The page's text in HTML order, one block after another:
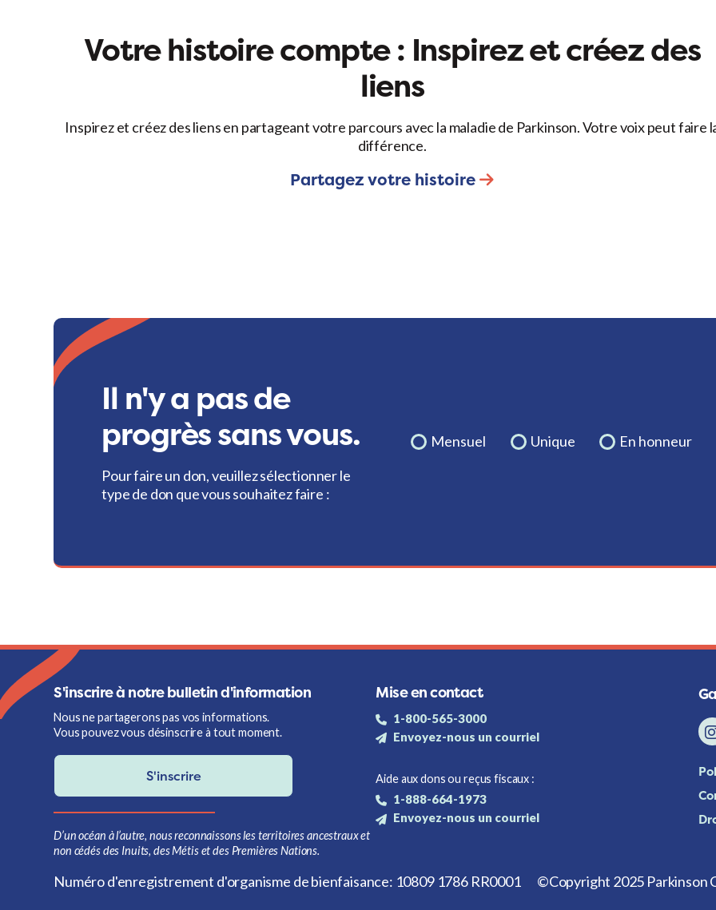
Votre histoire compte : Inspirez et créez des
liens
Inspirez et créez des liens en partageant votre parcours avec la maladie de Parkinson. Votre voix peut faire
différence.
Partagez votre histoire
Il n'y a pas de
progrès sans vous.
Pour faire un don, veuillez sélectionner le
type de don que vous souhaitez faire :
Mensuel Unique En honneur
S'inscrire à notre bulletin d'information
Nous ne partagerons pas vos informations.
Vous pouvez vous désinscrire à tout moment.
S'inscrire
D’un océan à l’autre, nous reconnaissons les territoires ancestraux et
non cédés des Inuits, des Métis et des Premières Nations.
Mise en contact
1-800-565-3000
Envoyez-nous un courriel
Aide aux dons ou reçus fiscaux :
1-888-664-1973
Envoyez-nous un courriel
Numéro d'enregistrement d'organisme de bienfaisance: 10809 1786 RR0001 ©Copyright 2025 Parkinson